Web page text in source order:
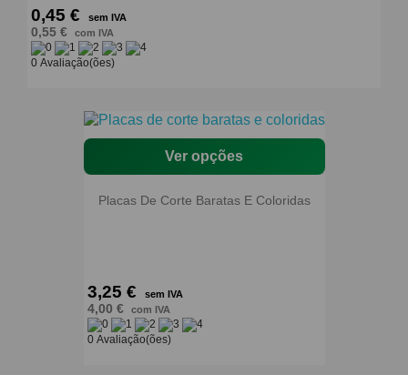
0,45 € sem IVA
0,55 € com IVA
0 Avaliação(ões)
Ver opções
Placas De Corte Baratas E Coloridas
3,25 € sem IVA
4,00 € com IVA
0 Avaliação(ões)